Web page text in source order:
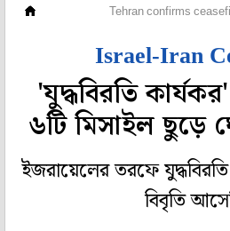
Tehran confirms
Israel-Iran
'যুদ্ধবিরতি
৬টি মিসাইল ছুড়ে
ইজরায়েলের তরফে
বিবৃতি